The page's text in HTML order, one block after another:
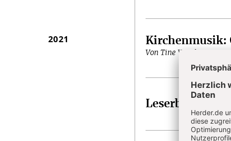
2021 Kirchenmusik:
Von Tine Wiechmann
Leserbriefe